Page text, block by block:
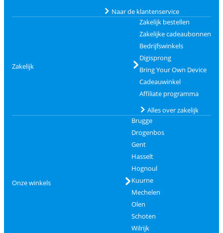
Naar de klantenservice
Zakelijk
Zakelijk bestellen
Zakelijke cadeaubonnen
Bedrijfswinkels
Digisprong
Bring Your Own Device
Cadeauwinkel
Affiliate programma
Alles over zakelijk
Onze winkels
Brugge
Drogenbos
Gent
Hasselt
Hognoul
Kuurne
Mechelen
Olen
Schoten
Wilrijk